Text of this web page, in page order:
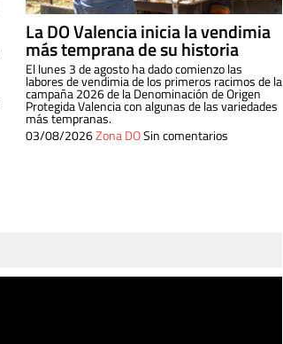
La DO Valencia inicia la vendimia
más temprana de su historia
El lunes 3 de agosto ha dado comienzo las
labores de vendimia de los primeros racimos de la
campaña 2026 de la Denominación de Origen
Protegida Valencia con algunas de las variedades
más tempranas.
03/08/2026Zona DOSin comentarios